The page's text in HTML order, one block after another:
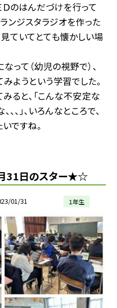
Ｄのはんだづけを行って
ンジスタラジオを作った
ていてとても懐かしい場
って（幼児の視野で）、
ようという学習でした。
ると、「こんな不安定な
、」、いろんなところで、
ですね。
日のスター★☆
01/31 １年生